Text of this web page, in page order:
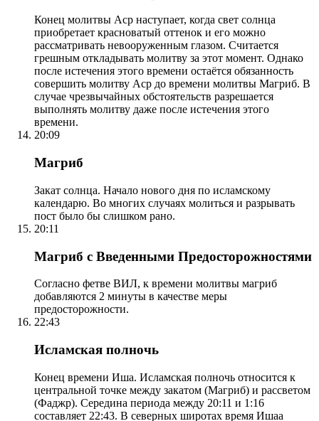
Конец молитвы Аср наступает, когда свет солнца
приобретает красноватый оттенок и его можно
рассматривать невооруженным глазом. Считается
грешным откладывать молитву за этот момент. Однако
после истечения этого времени остаётся обязанность
совершить молитву Аср до времени молитвы Магриб. В
случае чрезвычайных обстоятельств разрешается
выполнять молитву даже после истечения этого
времени.
20:09
Магриб
Закат солнца. Начало нового дня по исламскому
календарю. Во многих случаях молиться и разрывать
пост было бы слишком рано.
20:11
Магриб с Введенными Предосторожностями
Согласно фетве ВИЛ, к времени молитвы магриб
добавляются 2 минуты в качестве меры
предосторожности.
22:43
Исламская полночь
Конец времени Иша. Исламская полночь относится к
центральной точке между закатом (Магриб) и рассветом
(Фаджр). Середина периода между 20:11 и 1:16
составляет 22:43. В северных широтах время Ишаа